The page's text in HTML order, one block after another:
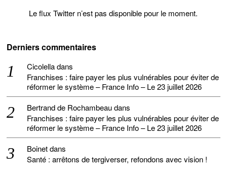
Le flux Twitter n’est pas disponible pour le moment.
Derniers commentaires
Cicolelladans
Franchises : faire payer les plus vulnérables pour éviter de
réformer le système – France Info – Le 23 juillet 2026
Bertrand de Rochambeaudans
Franchises : faire payer les plus vulnérables pour éviter de
réformer le système – France Info – Le 23 juillet 2026
Boinetdans
Santé : arrêtons de tergiverser, refondons avec vision !